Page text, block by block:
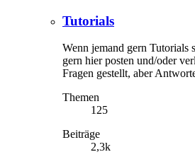
Tutorials
Wenn jemand gern Tutorials
gern hier posten und/oder
Fragen gestellt, aber
Themen
125
Beiträge
2,3k